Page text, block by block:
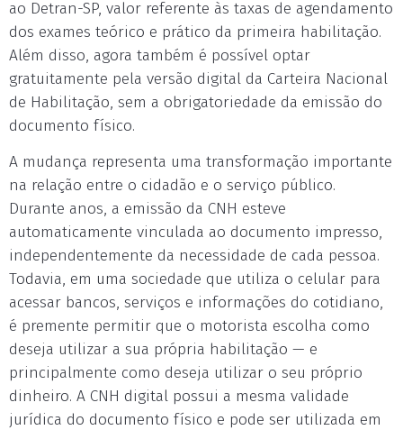
ao Detran-SP, valor referente às taxas de agendamento
dos exames teórico e prático da primeira habilitação.
Além disso, agora também é possível optar
gratuitamente pela versão digital da Carteira Nacional
de Habilitação, sem a obrigatoriedade da emissão do
documento físico.
A mudança representa uma transformação importante
na relação entre o cidadão e o serviço público.
Durante anos, a emissão da CNH esteve
automaticamente vinculada ao documento impresso,
independentemente da necessidade de cada pessoa.
Todavia, em uma sociedade que utiliza o celular para
acessar bancos, serviços e informações do cotidiano,
é premente permitir que o motorista escolha como
deseja utilizar a sua própria habilitação — e
principalmente como deseja utilizar o seu próprio
dinheiro. A CNH digital possui a mesma validade
jurídica do documento físico e pode ser utilizada em